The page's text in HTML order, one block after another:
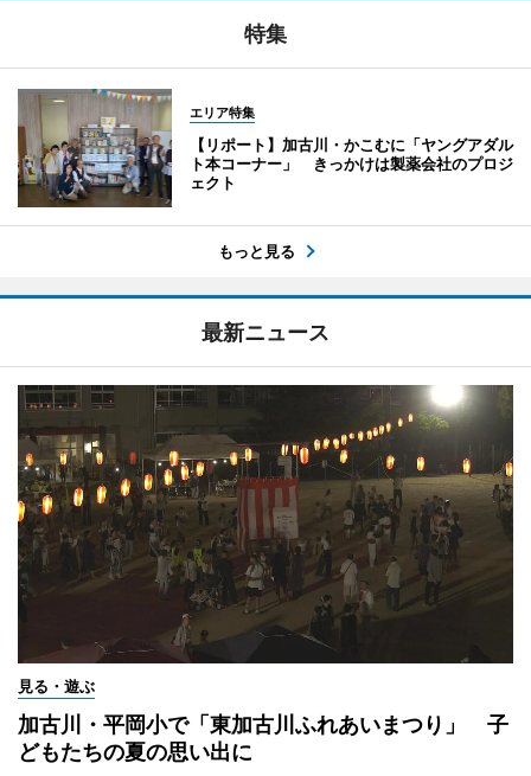
特集
エリア特集
【リポート】加古川・かこむに「ヤングアダル
ト本コーナー」 きっかけは製薬会社のプロジ
ェクト
もっと見る
最新ニュース
見る・遊ぶ
加古川・平岡小で「東加古川ふれあいまつり」 子
どもたちの夏の思い出に